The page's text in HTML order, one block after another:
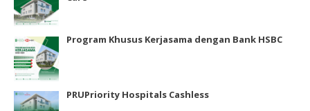
Program Khusus Kerjasama dengan Bank HSBC
PRUPriority Hospitals Cashless